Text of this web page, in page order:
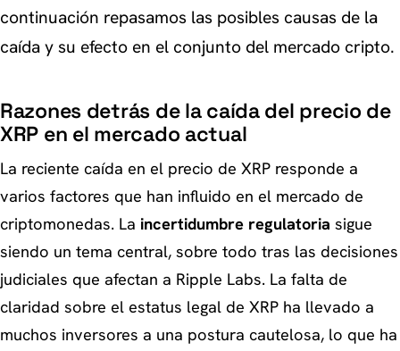
continuación repasamos las posibles causas de la
caída y su efecto en el conjunto del mercado cripto.
Razones detrás de la caída del precio de
XRP en el mercado actual
La reciente caída en el precio de XRP responde a
varios factores que han influido en el mercado de
criptomonedas. La incertidumbre regulatoria sigue
siendo un tema central, sobre todo tras las decisiones
judiciales que afectan a Ripple Labs. La falta de
claridad sobre el estatus legal de XRP ha llevado a
muchos inversores a una postura cautelosa, lo que ha